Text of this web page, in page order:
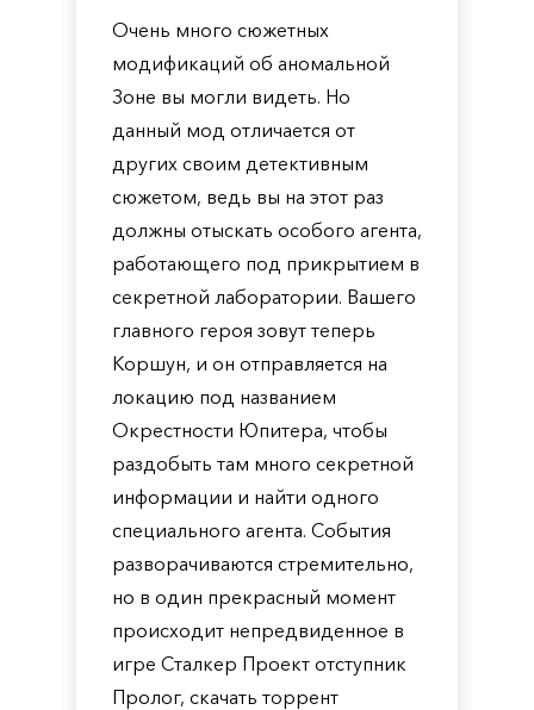
Очень много сюжетных
модификаций об аномальной
Зоне вы могли видеть. Но
данный мод отличается от
других своим детективным
сюжетом, ведь вы на этот раз
должны отыскать особого агента,
работающего под прикрытием в
секретной лаборатории. Вашего
главного героя зовут теперь
Коршун, и он отправляется на
локацию под названием
Окрестности Юпитера, чтобы
раздобыть там много секретной
информации и найти одного
специального агента. События
разворачиваются стремительно,
но в один прекрасный момент
происходит непредвиденное в
игре Сталкер Проект отступник
Пролог, скачать торрент